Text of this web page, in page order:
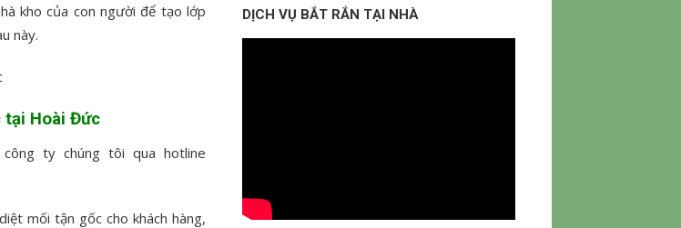
kho của con người để tạo lớp
này.
tại Hoài Đức
ty chúng tôi qua hotline
mối tận gốc cho khách hàng,
DỊCH VỤ BẮT RẮN TẠI NHÀ